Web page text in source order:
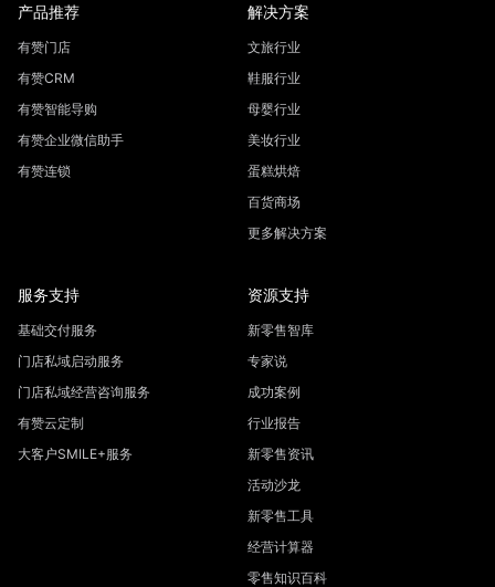
产品推荐
有赞门店
有赞CRM
有赞智能导购
有赞企业微信助手
有赞连锁
解决方案
文旅行业
鞋服行业
母婴行业
美妆行业
蛋糕烘焙
百货商场
更多解决方案
服务支持
基础交付服务
门店私域启动服务
门店私域经营咨询服务
有赞云定制
大客户SMILE+服务
资源支持
新零售智库
专家说
成功案例
行业报告
新零售资讯
活动沙龙
新零售工具
经营计算器
零售知识百科